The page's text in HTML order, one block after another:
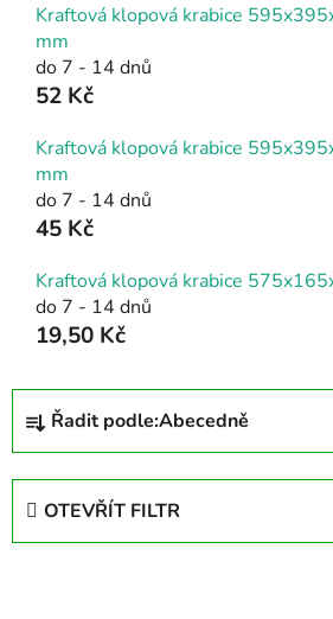
Kraftová klopová krabice
mm
do 7 - 14 dnů
52 Kč
Kraftová klopová krabice
mm
do 7 - 14 dnů
45 Kč
Kraftová klopová krabice
do 7 - 14 dnů
19,50 Kč
Ř
z
Řadit podle:Abecedně
OTEVŘÍT FILTR